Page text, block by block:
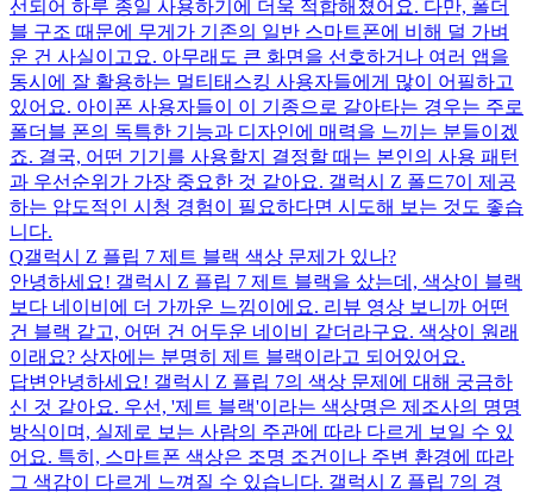
선되어 하루 종일 사용하기에 더욱 적합해졌어요. 다만, 폴더
블 구조 때문에 무게가 기존의 일반 스마트폰에 비해 덜 가벼
운 건 사실이고요. 아무래도 큰 화면을 선호하거나 여러 앱을
동시에 잘 활용하는 멀티태스킹 사용자들에게 많이 어필하고
있어요. 아이폰 사용자들이 이 기종으로 갈아타는 경우는 주로
폴더블 폰의 독특한 기능과 디자인에 매력을 느끼는 분들이겠
죠. 결국, 어떤 기기를 사용할지 결정할 때는 본인의 사용 패턴
과 우선순위가 가장 중요한 것 같아요. 갤럭시 Z 폴드7이 제공
하는 압도적인 시청 경험이 필요하다면 시도해 보는 것도 좋습
니다.
Q갤럭시 Z 플립 7 제트 블랙 색상 문제가 있나?
안녕하세요! 갤럭시 Z 플립 7 제트 블랙을 샀는데, 색상이 블랙
보다 네이비에 더 가까운 느낌이에요. 리뷰 영상 보니까 어떤
건 블랙 같고, 어떤 건 어두운 네이비 같더라구요. 색상이 원래
이래요? 상자에는 분명히 제트 블랙이라고 되어있어요.
답변 안녕하세요! 갤럭시 Z 플립 7의 색상 문제에 대해 궁금하
신 것 같아요. 우선, '제트 블랙'이라는 색상명은 제조사의 명명
방식이며, 실제로 보는 사람의 주관에 따라 다르게 보일 수 있
어요. 특히, 스마트폰 색상은 조명 조건이나 주변 환경에 따라
그 색감이 다르게 느껴질 수 있습니다. 갤럭시 Z 플립 7의 경